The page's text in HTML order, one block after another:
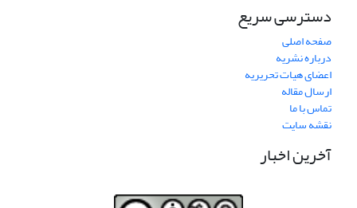
دسترسی سریع
صفحه اصلی
درباره نشریه
اعضای هیات تحریریه
ارسال مقاله
تماس با ما
نقشه سایت
آخرین اخبار